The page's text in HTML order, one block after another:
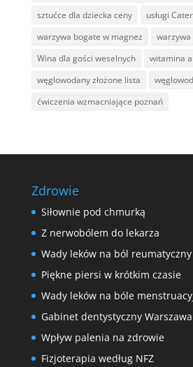
sztućce dla dziecka ceny
usługi
warzywa bogate w magnez
warzywa
Wina dla gości weselnych
witamina
węglowodany złożone lista
ćwiczenia wzmacniające poznań
Zdrowie
Siłownie pod chmurką
Z nerwobólem do lekarza
Wady leków na ból reumatyczny
Piękne piersi w krótkim czasie
Wady leków na bóle
Gabinet dentystyczny Warszawa
Wpływ palenia na zdrowie
Fizjoterapia według NFZ